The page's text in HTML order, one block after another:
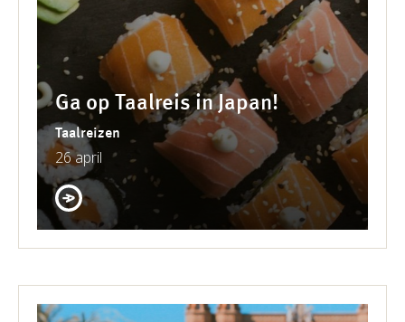
Ga op Taalreis in Japan!
Taalreizen
26 april